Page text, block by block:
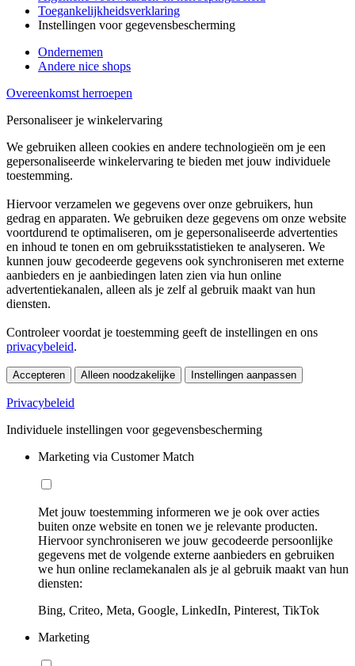
Toegankelijkheidsverklaring
Instellingen voor gegevensbescherming
Ondernemen
Andere nice shops
Overeenkomst herroepen
Personaliseer je winkelervaring
We gebruiken alleen cookies en andere technologieën om je een
gepersonaliseerde winkelervaring te bieden met jouw individuele
toestemming.
Hiervoor verzamelen we gegevens over onze gebruikers, hun
gedrag en apparaten. We gebruiken deze gegevens om onze website
voortdurend te optimaliseren, om je gepersonaliseerde advertenties
en inhoud te tonen en om gebruiksstatistieken te analyseren. We
kunnen jouw gecodeerde gegevens ook synchroniseren met externe
aanbieders en je aanbiedingen laten zien via hun online
advertentiekanalen, alleen als je zelf al gebruik maakt van hun
diensten.
Controleer voordat je toestemming geeft de instellingen en ons
privacybeleid.
Accepteren Alleen noodzakelijke Instellingen aanpassen
Privacybeleid
Individuele instellingen voor gegevensbescherming
Marketing via Customer Match
Met jouw toestemming informeren we je ook over acties
buiten onze website en tonen we je relevante producten.
Hiervoor synchroniseren we jouw gecodeerde persoonlijke
gegevens met de volgende externe aanbieders en gebruiken
we hun online reclamekanalen als je al gebruik maakt van hun
diensten:
Bing, Criteo, Meta, Google, LinkedIn, Pinterest, TikTok
Marketing